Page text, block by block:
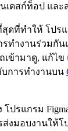
ดสก์ท็อป และ
ดที่ทำให้ โปรแ
ทำงานร่วมกั
เข้ามาดู, แก้ไ
บการทำงานบน
ปรแกรม
งมอบงานให้โ